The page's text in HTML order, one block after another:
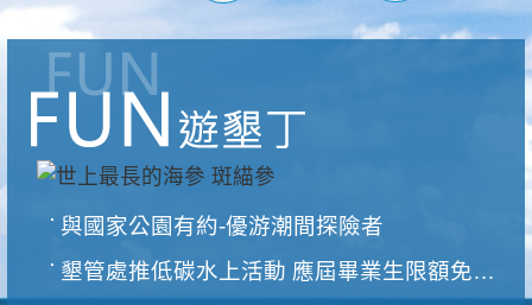
與國家公園有約-優游潮間探險者
墾管處推低碳水上活動 應屆畢業生限額免費參加